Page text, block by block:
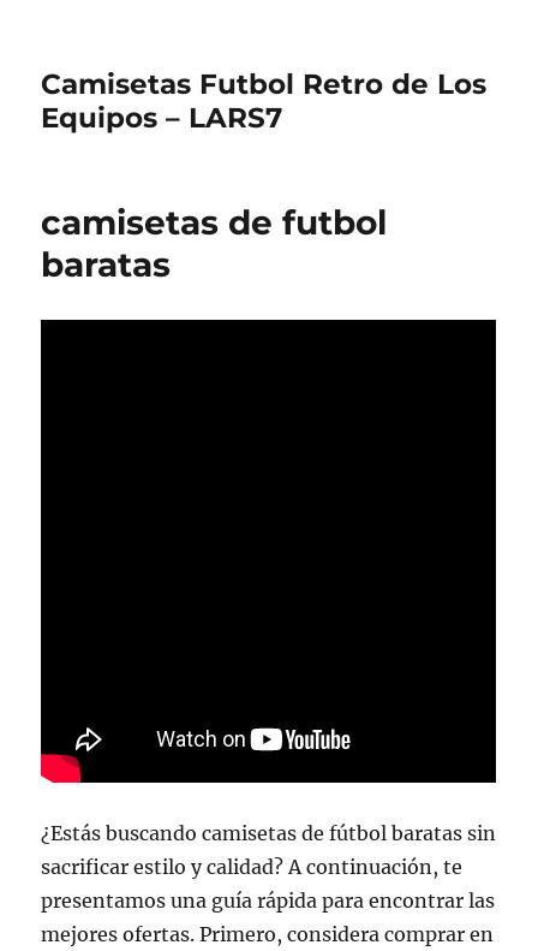
Camisetas Futbol Retro de Los
Equipos – LARS7
camisetas de futbol
baratas
¿Estás buscando camisetas de fútbol baratas sin
sacrificar estilo y calidad? A continuación, te
presentamos una guía rápida para encontrar las
mejores ofertas. Primero, considera comprar en